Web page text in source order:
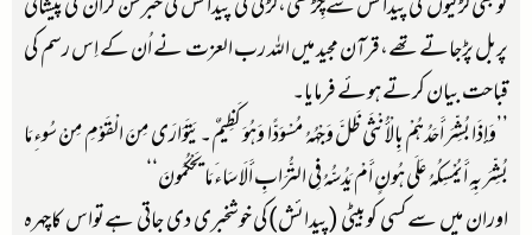
پربل پڑجاتےتھے،قرآن مجید میں اللہ رب العزت نے اُن کے اِس رسم کی
قباحت بیان کرتے ہوئے فرمایا۔
’’وَإِذَا بُشِّرَ أَحَدُهُمْ بِالْأُنْثَى ظَلَّ وَجْهُهُ مُسْوَدًّا وَهُوَ كَظِيمٌ۔يَتَوَارَى مِنَ الْقَوْمِ مِنْ سُوءِ مَا
بُشِّرَ بِهِ أَيُمْسِكُهُ عَلَى هُونٍ أَمْ يَدُسُّهُ فِي التُّرَابِ أَلَا سَاءَ مَا يَحْكُمُونَ‘‘
اوران میں سےکسی کوبیٹی (پیدائش)کی خوشخبری دی جاتی ہےتواس کاچہرہ